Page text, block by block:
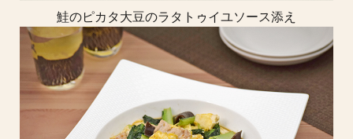
鮭のピカタ大豆のラタトゥイユソース添え